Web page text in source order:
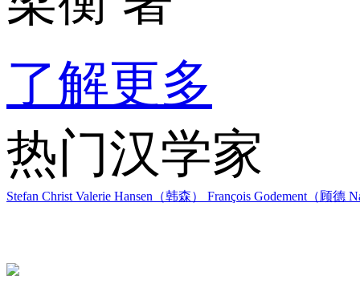
了解更多
热门汉学家
Stefan Christ Valerie Hansen（韩森） François Godement（顾德